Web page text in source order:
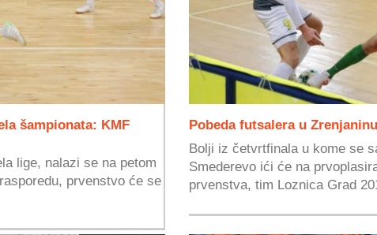
šampionata: KMF
lige, nalazi se na petom
prvenstvo će se
Pobeda futsalera u
Bolji iz četvrtfinala u kome se
Smederevo ići će na
prvenstva, tim Loznica Grad